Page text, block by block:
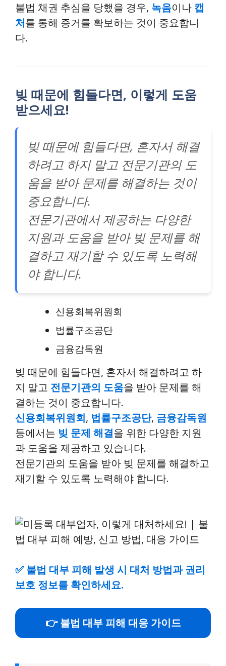
불법 채권 추심을 당했을 경우, 녹음이나 캡
처를 통해 증거를 확보하는 것이 중요합니
다.
빚 때문에 힘들다면, 이렇게 도움
받으세요!
빚 때문에 힘들다면, 혼자서 해결
하려고 하지 말고 전문기관의 도
움을 받아 문제를 해결하는 것이
중요합니다.
전문기관에서 제공하는 다양한
지원과 도움을 받아 빚 문제를 해
결하고 재기할 수 있도록 노력해
야 합니다.
신용회복위원회
법률구조공단
금융감독원
빚 때문에 힘들다면, 혼자서 해결하려고 하
지 말고 전문기관의 도움을 받아 문제를 해
결하는 것이 중요합니다.
신용회복위원회, 법률구조공단, 금융감독원
등에서는 빚 문제 해결을 위한 다양한 지원
과 도움을 제공하고 있습니다.
전문기관의 도움을 받아 빚 문제를 해결하고
재기할 수 있도록 노력해야 합니다.
✅ 불법 대부 피해 발생 시 대처 방법과 권리
보호 정보를 확인하세요.
👉 불법 대부 피해 대응 가이드